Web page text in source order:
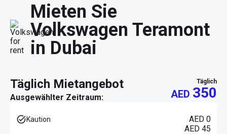
Mieten Sie
Volkswagen Teramont
in Dubai
täglich Mietangebot
Ausgewählter Zeitraum:
täglich
AED 350
Kaution
AED 0
AED 45